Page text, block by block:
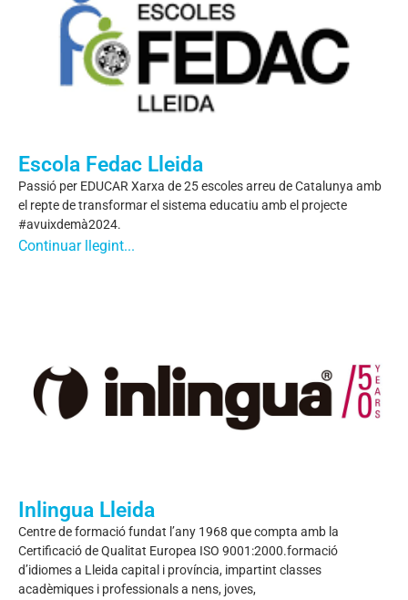
Escola Fedac Lleida
Passió per EDUCAR Xarxa de 25 escoles arreu de Catalunya amb
el repte de transformar el sistema educatiu amb el projecte
#avuixdemà2024.
Continuar llegint...
Inlingua Lleida
Centre de formació fundat l’any 1968 que compta amb la
Certificació de Qualitat Europea ISO 9001:2000.formació
d’idiomes a Lleida capital i província, impartint classes
acadèmiques i professionals a nens, joves,